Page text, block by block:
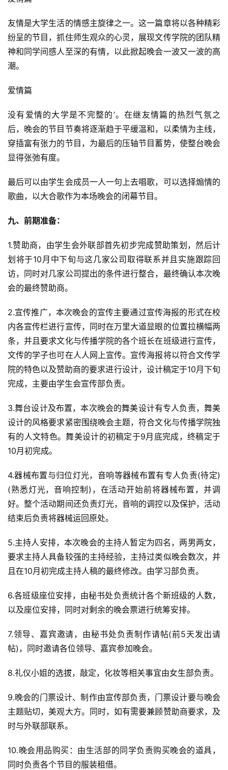
友情是大学生活的情感主旋律之一。这一篇章将以各种精彩
纷呈的节目，抓住师生观众的心灵，展现文传学院的团队精
神和同学间感人至深的有情，以此掀起晚会一波又一波的高
潮。
爱情篇
没有爱情的大学是不完整的’。在继友情篇的热烈气氛之
后，晚会的节目节奏将逐渐趋于平缓温和，以柔情为主线，
穿插富有张力的节目，为最后的压轴节目蓄势，使整台晚会
显得张弛有度。
最后可以由学生会成员一人一句上去唱歌，可以选择煽情的
歌曲，以大合歌作为本场晚会的闭幕节目。
九、前期准备：
1.赞助商，由学生会外联部首先初步完成赞助策划，然后计
划将于10月中下旬与这几家公司取得联系并且实施跟踪回
访，同时对几家公司提出的条件进行整合，最终确认本次晚
会的最终赞助商。
2.宣传推广，本次晚会的宣传主要通过宣传海报的形式在校
内各宣传栏进行宣传，同时在万里大道显眼的位置拉横幅两
条，并且要求文化与传播学院的各个班长在班级进行宣传，
文传的学子也可在人人网上宣传。宣传海报将以符合文传学
院的特色以及赞助商的要求进行设计，设计稿定于10月下旬
完成，主要由学生会宣传部负责。
3.舞台设计及布置，本次晚会的舞美设计有专人负责，舞美
设计的风格要求紧密围绕晚会主题，符合文化与传播学院独
有的人文特色。舞美设计的初稿定于9月底完成，终稿定于
10月初完成。
4.器械布置与归位灯光，音响等器械布置有专人负责(待定)
(熟悉灯光，音响控制)，在活动开始前将器械布置，并调
好。整个活动期间还负责灯光，音响的调控以及保护，活动
结束后负责将器械运回原处。
5.主持人安排，本次晚会的主持人暂定为四名，两男两女，
要求主持人具备较强的主持经验，主持过类似晚会数次，并
且在10月初完成主持人稿的最终修改。由学习部负责。
6.各班级座位安排，由秘书处负责统计各个新班级的人数，
以及座位安排，同时对剩余的晚会票进行统筹安排。
7.领导、嘉宾邀请，由秘书处负责制作请帖(前5天发出请
帖)，同时邀请各位领导、嘉宾参加晚会。
8.礼仪小姐的选拔，敲定，化妆等相关事宜由女生部负责。
9.晚会的门票设计、制作由宣传部负责，门票设计要与晚会
主题贴切，美观大方。同时，如有需要兼顾赞助商要求，及
时与外联部联系。
10.晚会用品购买：由生活部的同学负责购买晚会的道具，
同时负责各个节目的服装租借。